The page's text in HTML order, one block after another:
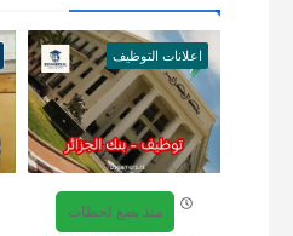
اعلانات التوظيف
منذ بضع لحظات